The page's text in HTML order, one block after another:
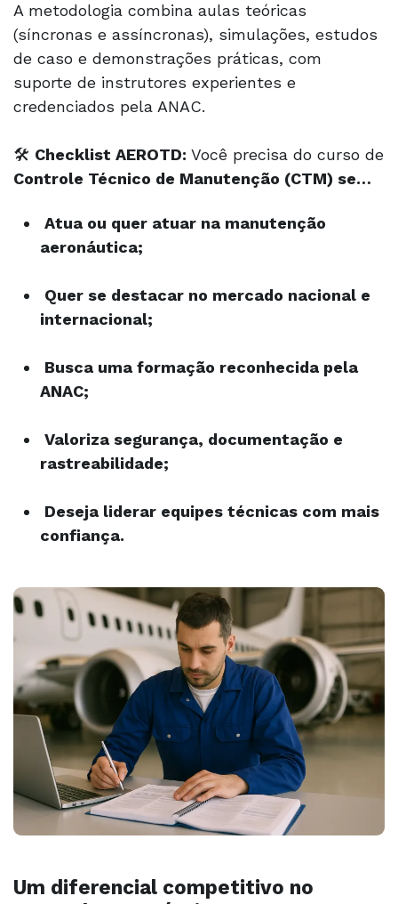
A metodologia combina aulas teóricas
(síncronas e assíncronas), simulações, estudos
de caso e demonstrações práticas, com
suporte de instrutores experientes e
credenciados pela ANAC.
🛠️ Checklist AEROTD: Você precisa do curso de
Controle Técnico de Manutenção (CTM) se…
Atua ou quer atuar na manutenção
aeronáutica;
Quer se destacar no mercado nacional e
internacional;
Busca uma formação reconhecida pela
ANAC;
Valoriza segurança, documentação e
rastreabilidade;
Deseja liderar equipes técnicas com mais
confiança.
Um diferencial competitivo no